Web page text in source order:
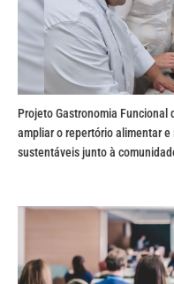
Projeto Gastronomia Funcional
ampliar o repertório alimentar
sustentáveis junto à